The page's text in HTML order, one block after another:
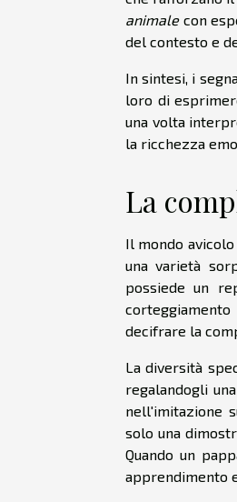
animalecon
del contesto e
In sintesi, i
loro di
una volta
la ricchezza
La
Il mondo
una varietà
possiede un
decifrare la
La diversità
regalandogli
nell'imitazione
solo una
Quando un
apprendimento